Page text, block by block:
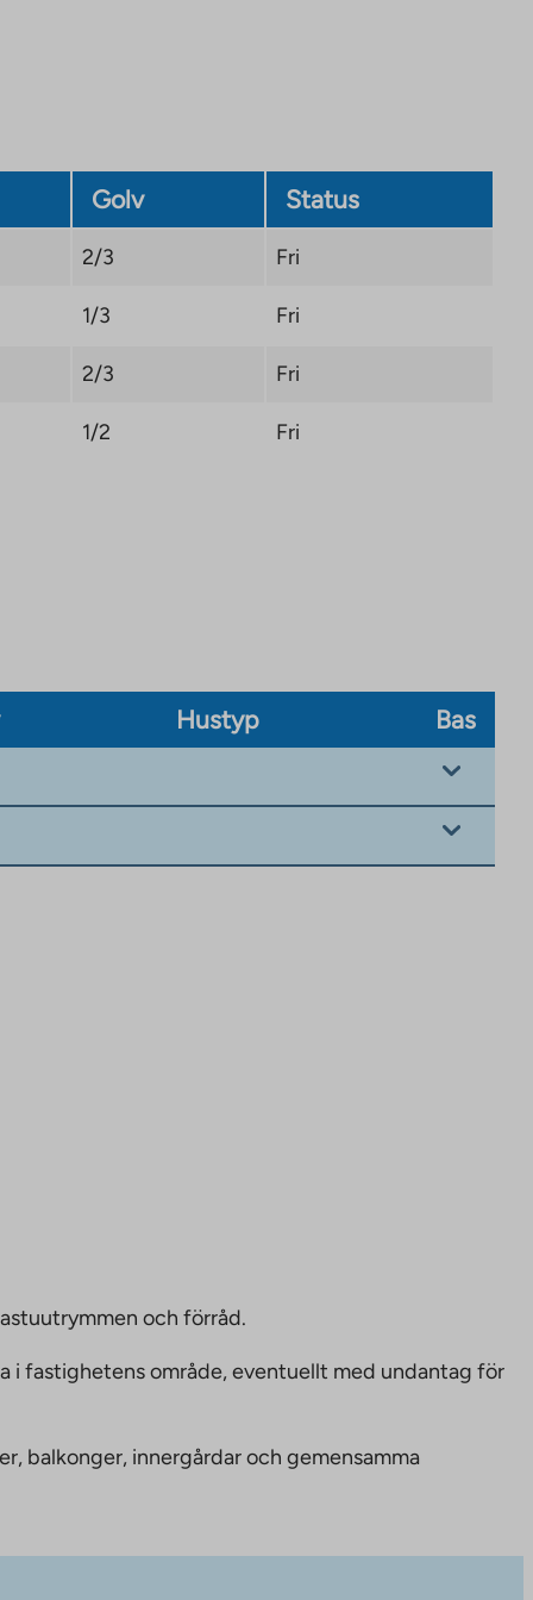
Golv Status
2/3 Fri
1/3 Fri
2/3 Fri
1/2 Fri
Hustyp Bas
och förråd.
i fastighetens område, eventuellt med undantag för
balkonger, innergårdar och gemensamma